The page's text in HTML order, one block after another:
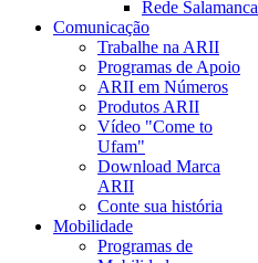
Rede Salamanca
Comunicação
Trabalhe na ARII
Programas de Apoio
ARII em Números
Produtos ARII
Vídeo "Come to
Ufam"
Download Marca
ARII
Conte sua história
Mobilidade
Programas de